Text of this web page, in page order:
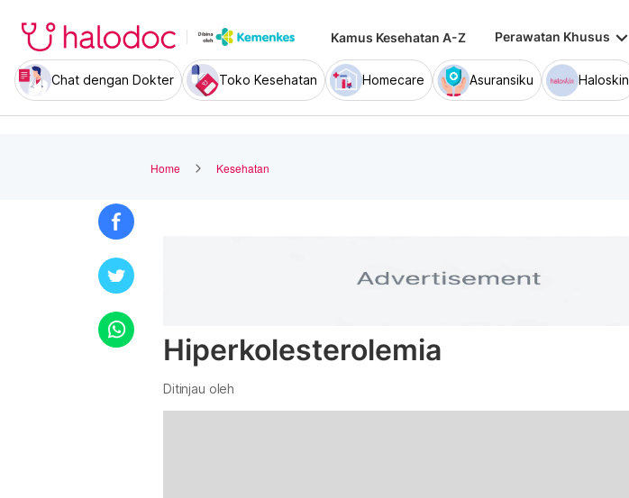
Kamus Kesehatan A-Z Perawatan Khusus keyboard_arrow_down
Chat dengan Dokter Toko Kesehatan Homecare Asuransiku Haloskin
Home Kesehatan
Hiperkolesterolemia
Ditinjau oleh